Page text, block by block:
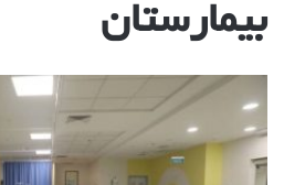
بیمارستان‌